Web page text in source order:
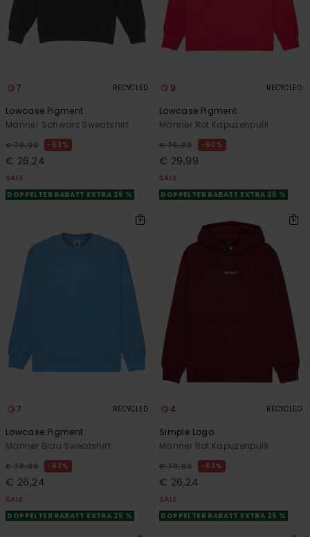
7 RECYCLED
Lowcase Pigment
Männer Schwarz Sweatshirt
€ 70,00 63%
€ 26,24
SALE
DOPPELTER RABATT EXTRA 25 %
9 RECYCLED
Lowcase Pigment
Männer Rot Kapuzenpulli
€ 75,00 60%
€ 29,99
SALE
DOPPELTER RABATT EXTRA 25 %
7 RECYCLED
Lowcase Pigment
Männer Blau Sweatshirt
€ 70,00 63%
€ 26,24
SALE
DOPPELTER RABATT EXTRA 25 %
4 RECYCLED
Simple Logo
Männer Rot Kapuzenpulli
€ 70,00 63%
€ 26,24
SALE
DOPPELTER RABATT EXTRA 25 %